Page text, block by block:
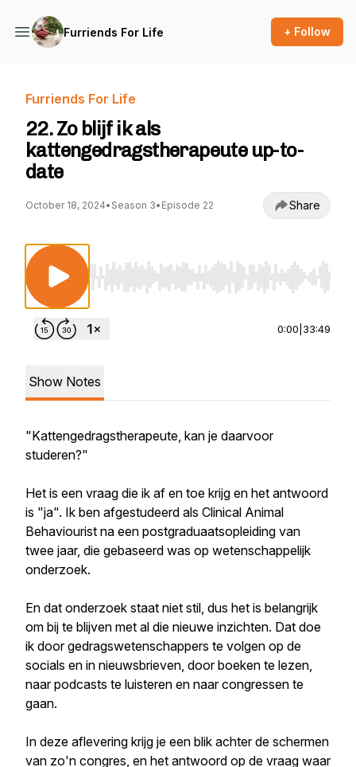
Furriends For Life + Follow
Furriends For Life
22. Zo blijf ik als
kattengedragstherapeute up-to-
date
October 18, 2024• Season 3• Episode 22 Share
Use Left/Right to seek, Home/End to jump
0:00 33:49
Show Notes
"Kattengedragstherapeute, kan je daarvoor
studeren?"
Het is een vraag die ik af en toe krijg en het antwoord
is "ja". Ik ben afgestudeerd als Clinical Animal
Behaviourist na een postgraduaatsopleiding van
twee jaar, die gebaseerd was op wetenschappelijk
onderzoek.
En dat onderzoek staat niet stil, dus het is belangrijk
om bij te blijven met al die nieuwe inzichten. Dat doe
ik door gedragswetenschappers te volgen op de
socials en in nieuwsbrieven, door boeken te lezen,
naar podcasts te luisteren en naar congressen te
gaan.
In deze aflevering krijg je een blik achter de schermen
van zo'n congres, en het antwoord op de vraag waar